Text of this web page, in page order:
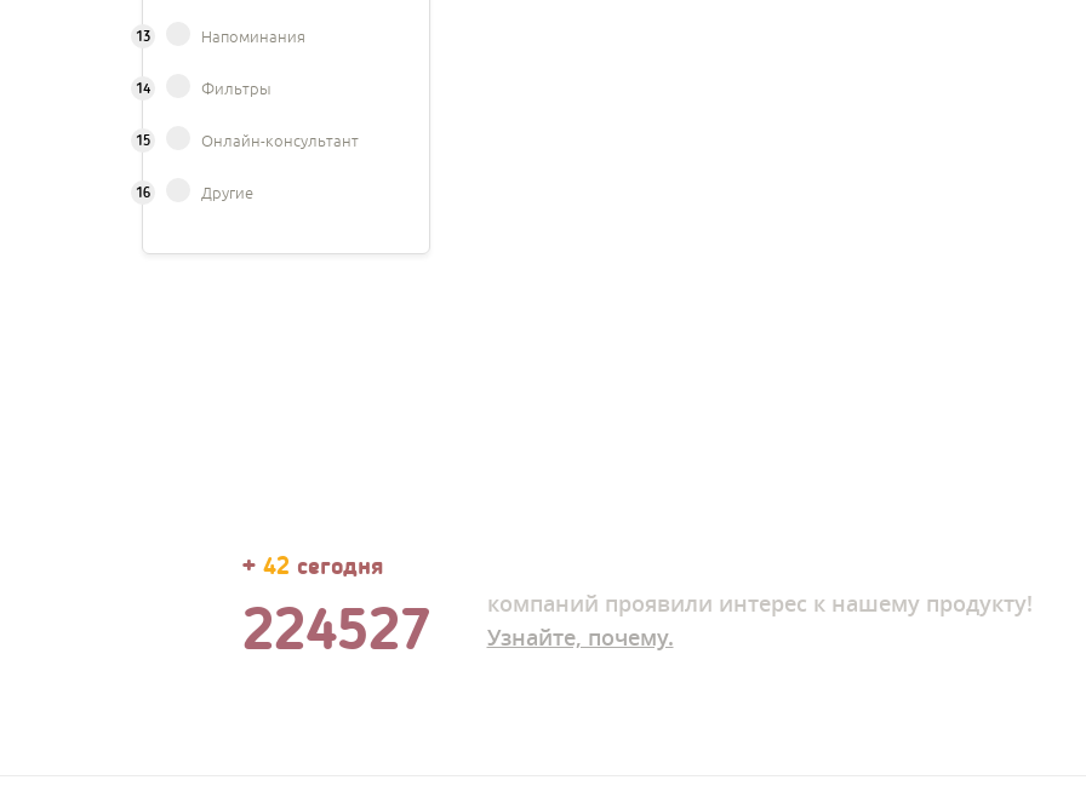
13 Напоминания
14 Фильтры
15 Онлайн-консультант
16 Другие
+ 42 сегодня
224527 компаний проявили интерес к нашему продукту!
Узнайте, почему.